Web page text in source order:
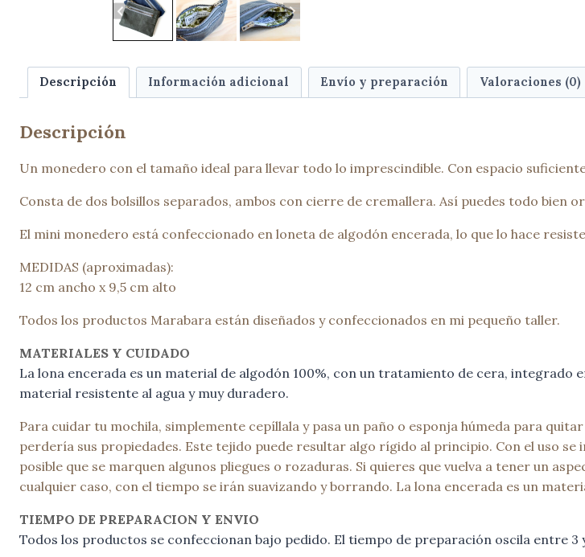
Descripción Información adicional Envío y preparación Valoraciones (0)
Descripción
Un monedero con el tamaño ideal para llevar todo lo imprescindible. Con espacio
Consta de dos bolsillos separados, ambos con cierre de cremallera. Así puedes todo
El mini monedero está confeccionado en loneta de algodón encerada, lo que lo hace
MEDIDAS (aproximadas):
12 cm ancho x 9,5 cm alto
Todos los productos Marabara están diseñados y confeccionados en mi pequeño taller.
MATERIALES Y CUIDADO
La lona encerada es un material de algodón 100%, con un tratamiento de cera,
material resistente al agua y muy duradero.
Para cuidar tu mochila, simplemente cepíllala y pasa un paño o esponja húmeda para
perdería sus propiedades. Este tejido puede resultar algo rígido al principio. Con el uso
posible que se marquen algunos pliegues o rozaduras. Si quieres que vuelva a tener un
cualquier caso, con el tiempo se irán suavizando y borrando. La lona encerada es un
TIEMPO DE PREPARACION Y ENVIO
Todos los productos se confeccionan bajo pedido. El tiempo de preparación oscila entre 3